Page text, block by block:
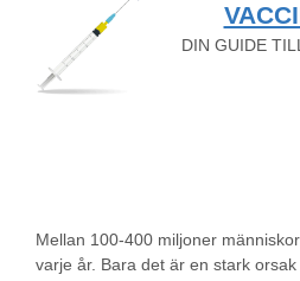
DIN GUIDE
Mellan 100-400 miljoner
varje år. Bara det är en stark orsak